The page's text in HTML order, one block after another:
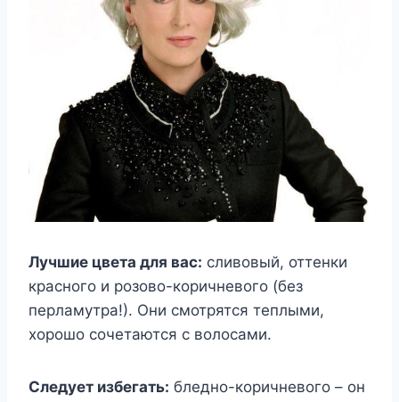
Лучшие цвета для вас: сливовый, оттенки
красного и розово-коричневого (без
перламутра!). Они смотрятся теплыми,
хорошо сочетаются с волосами.
Следует избегать: бледно-коричневого – он